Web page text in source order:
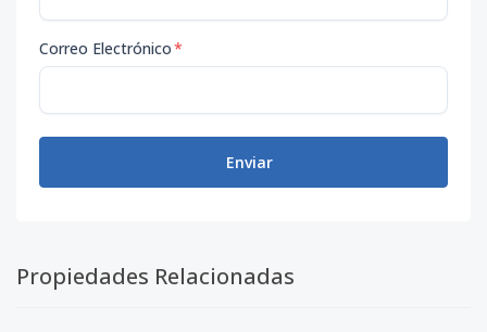
Correo Electrónico*
Enviar
Propiedades Relacionadas